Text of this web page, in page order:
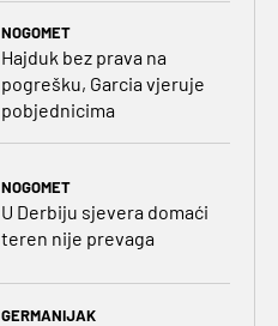
NOGOMET
Hajduk bez prava na
pogrešku, Garcia vjeruje
pobjednicima
NOGOMET
U Derbiju sjevera domaći
teren nije prevaga
GERMANIJAK